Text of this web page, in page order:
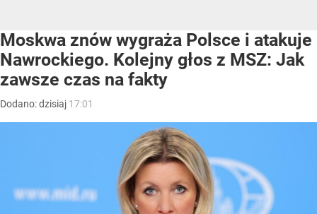
Moskwa znów wygraża Polsce i atakuje
Nawrockiego. Kolejny głos z MSZ: Jak
zawsze czas na fakty
Dodano:dzisiaj 17:01